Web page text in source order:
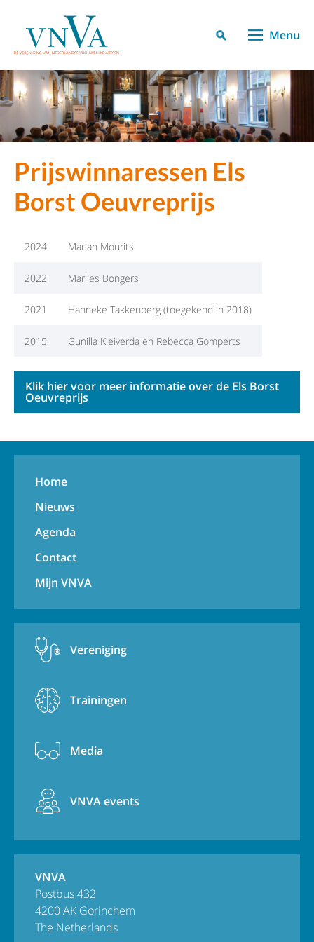
Menu
Prijswinnaressen Els
Borst Oeuvreprijs
2024 Marian Mourits
2022 Marlies Bongers
2021 Hanneke Takkenberg (toegekend in 2018)
2015 Gunilla Kleiverda en Rebecca Gomperts
Klik hier voor meer informatie over de Els Borst
Oeuvreprijs
Home
Nieuws
Agenda
Contact
Mijn VNVA
Vereniging
Trainingen
Media
VNVA events
VNVA
Postbus 432
4200 AK Gorinchem
The Netherlands